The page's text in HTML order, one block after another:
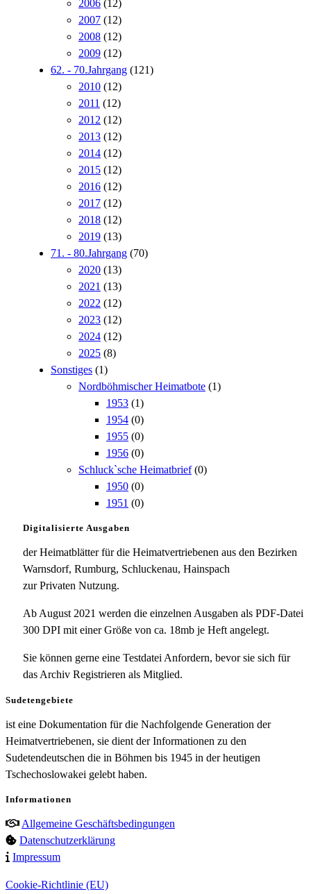
2006 (12)
2007 (12)
2008 (12)
2009 (12)
62. - 70.Jahrgang (121)
2010 (12)
2011 (12)
2012 (12)
2013 (12)
2014 (12)
2015 (12)
2016 (12)
2017 (12)
2018 (12)
2019 (13)
71. - 80.Jahrgang (70)
2020 (13)
2021 (13)
2022 (12)
2023 (12)
2024 (12)
2025 (8)
Sonstiges (1)
Nordböhmischer Heimatbote (1)
1953 (1)
1954 (0)
1955 (0)
1956 (0)
Schluck`sche Heimatbrief (0)
1950 (0)
1951 (0)
Digitalisierte Ausgaben
der Heimatblätter für die Heimatvertriebenen aus den Bezirken
Warnsdorf, Rumburg, Schluckenau, Hainspach
zur Privaten Nutzung.
Ab August 2021 werden die einzelnen Ausgaben als PDF-Datei
300 DPI mit einer Größe von ca. 18mb je Heft angelegt.
Sie können gerne eine Testdatei Anfordern, bevor sie sich für
das Archiv Registrieren als Mitglied.
Sudetengebiete
ist eine Dokumentation für die Nachfolgende Generation der
Heimatvertriebenen, sie dient der Informationen zu den
Sudetendeutschen die in Böhmen bis 1945 in der heutigen
Tschechoslowakei gelebt haben.
Informationen
Allgemeine Geschäftsbedingungen
Datenschutzerklärung
Impressum
Cookie-Richtlinie (EU)